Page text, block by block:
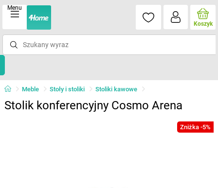
Menu
Koszyk
Meble Stoły i stoliki Stoliki kawowe
Stolik konferencyjny Cosmo Arena
Zniżka -5%